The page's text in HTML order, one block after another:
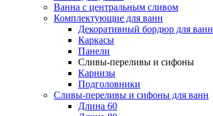
Ванна с центральным сливом
Комплектующие для ванн
Декоративный бордюр для ванн
Каркасы
Панели
Сливы-переливы и сифоны
Карнизы
Подголовники
Сливы-переливы и сифоны для ванн
Длина 60